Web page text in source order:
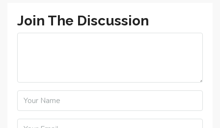
Join The Discussion